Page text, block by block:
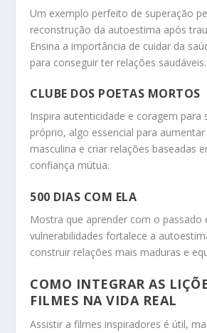
Um exemplo perfeito de superação
reconstrução da autoestima após
Ensina a importância de cuidar da
para conseguir ter relações saudáveis.
CLUBE DOS POETAS MORTOS
Inspira autenticidade e coragem para
próprio, algo essencial para
masculina e criar relações baseadas
confiança mútua.
500 DIAS COM ELA
Mostra que aprender com o passado
vulnerabilidades fortalece a
construir relações mais maduras e
COMO INTEGRAR AS
FILMES NA VIDA REAL
Assistir a filmes inspiradores é útil,